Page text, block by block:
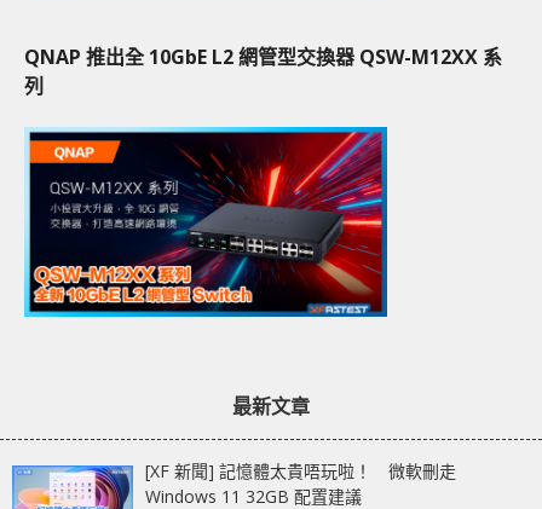
QNAP 推出全 10GbE L2 網管型交換器 QSW-M12XX 系
列
最新文章
[XF 新聞] 記憶體太貴唔玩啦！ 微軟刪走
Windows 11 32GB 配置建議